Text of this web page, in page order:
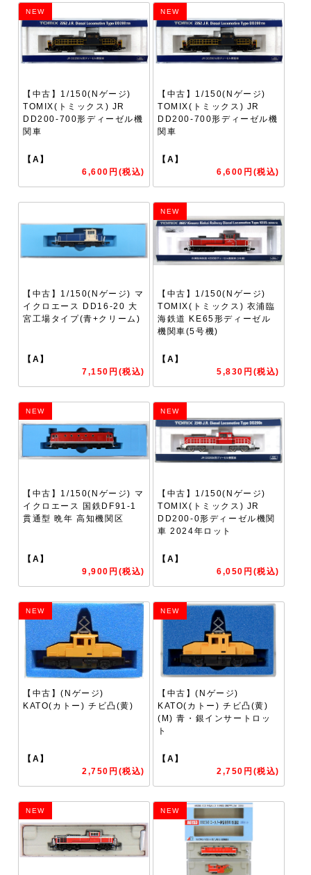
NEW
【中古】1/150(Nゲージ)
TOMIX(トミックス) JR
DD200-700形ディーゼル機
関車
【A】
6,600円(税込)
NEW
【中古】1/150(Nゲージ)
TOMIX(トミックス) JR
DD200-700形ディーゼル機
関車
【A】
6,600円(税込)
【中古】1/150(Nゲージ) マ
イクロエース DD16-20 大
宮工場タイプ(青+クリーム)
【A】
7,150円(税込)
NEW
【中古】1/150(Nゲージ)
TOMIX(トミックス) 衣浦臨
海鉄道 KE65形ディーゼル
機関車(5号機)
【A】
5,830円(税込)
NEW
【中古】1/150(Nゲージ) マ
イクロエース 国鉄DF91-1
貫通型 晩年 高知機関区
【A】
9,900円(税込)
NEW
【中古】1/150(Nゲージ)
TOMIX(トミックス) JR
DD200-0形ディーゼル機関
車 2024年ロット
【A】
6,050円(税込)
NEW
【中古】(Nゲージ)
KATO(カトー) チビ凸(黄)
【A】
2,750円(税込)
NEW
【中古】(Nゲージ)
KATO(カトー) チビ凸(黄)
(M) 青・銀インサートロッ
ト
【A】
2,750円(税込)
NEW NEW